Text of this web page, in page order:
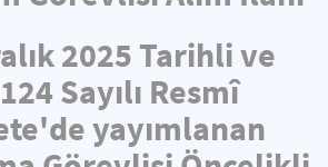
2025 Tarihli ve
Sayılı Resmî
yayımlanan